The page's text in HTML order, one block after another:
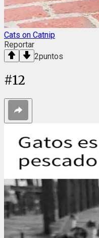
Cats on Catnip
Reportar
2puntos
#12